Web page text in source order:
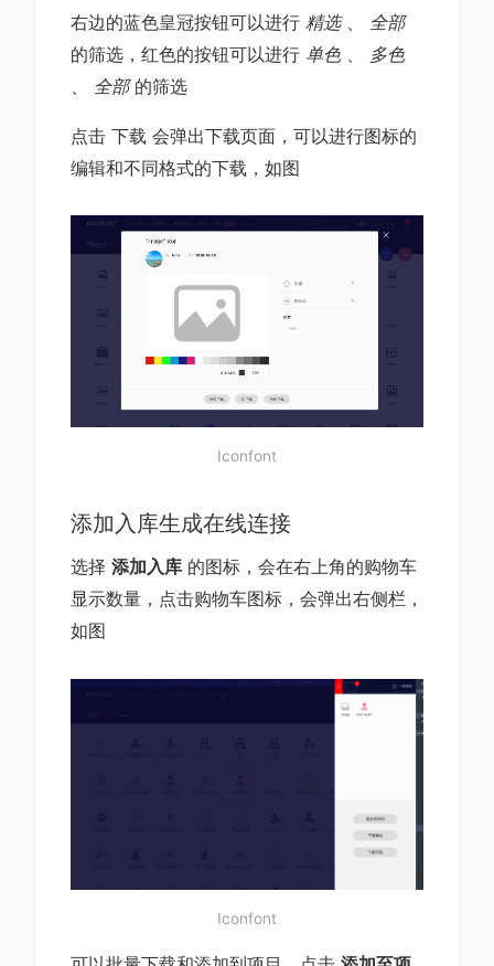
右边的蓝色皇冠按钮可以进行 精选、 全部
的筛选，红色的按钮可以进行 单色
多色
全部的筛选
点击 下载 会弹出下载页面，可以进行图标的
编辑和不同格式的下载，如图
Iconfont
添加入库生成在线连接
选择 添加入库 的图标，会在右上角的购物车
显示数量，点击购物车图标，会弹出右侧栏，
如图
Iconfont